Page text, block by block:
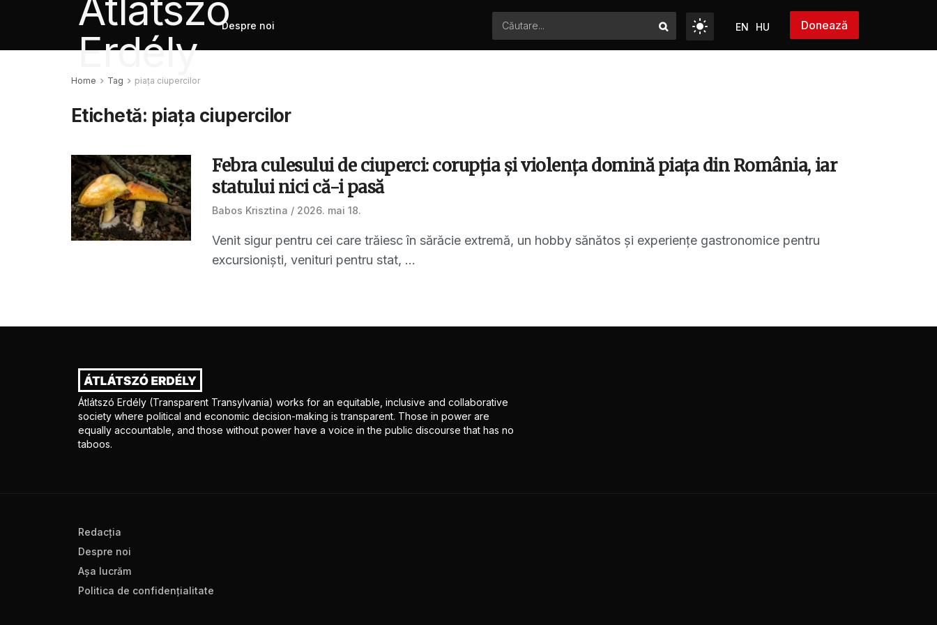
Despre noi EN HU Donează
Home Tag piața ciupercilor
Etichetă: piața ciupercilor
Febra culesului de ciuperci: corupția și violența domină piața din România, iar
statului nici că-i pasă
Babos Krisztina 2026. mai 18.
Venit sigur pentru cei care trăiesc în sărăcie extremă, un hobby sănătos și experiențe gastronomice pentru
excursioniști, venituri pentru stat, ...
Átlátszó Erdély (Transparent Transylvania) works for an equitable, inclusive and collaborative
society where political and economic decision-making is transparent. Those in power are
equally accountable, and those without power have a voice in the public discourse that has no
taboos.
Redacţia
Despre noi
Aşa lucrăm
Politica de confidenţialitate